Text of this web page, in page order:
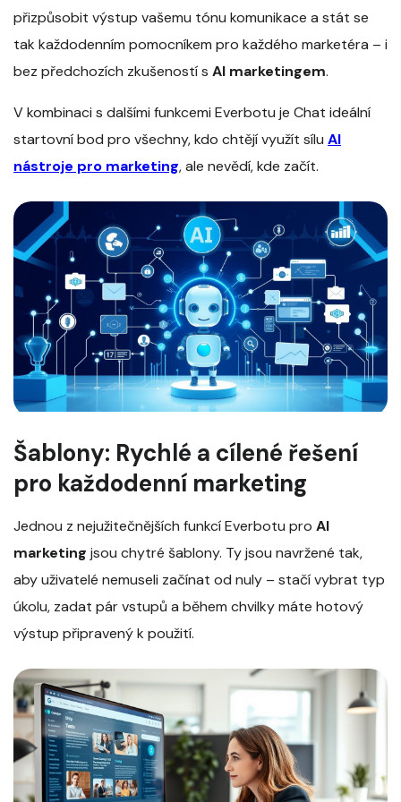
přizpůsobit výstup vašemu tónu komunikace a stát se
tak každodenním pomocníkem pro každého marketéra – i
bez předchozích zkušeností s AI marketingem.
V kombinaci s dalšími funkcemi Everbotu je Chat ideální
startovní bod pro všechny, kdo chtějí využít sílu AI
nástroje pro marketing, ale nevědí, kde začít.
Šablony: Rychlé a cílené řešení
pro každodenní marketing
Jednou z nejužitečnějších funkcí Everbotu pro AI
marketing jsou chytré šablony. Ty jsou navržené tak,
aby uživatelé nemuseli začínat od nuly – stačí vybrat typ
úkolu, zadat pár vstupů a během chvilky máte hotový
výstup připravený k použití.